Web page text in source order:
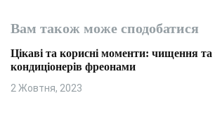
Вам також може сподобатися
Цікаві та корисні моменти: чищення та
кондиціонерів фреонами
2 Жовтня, 2023